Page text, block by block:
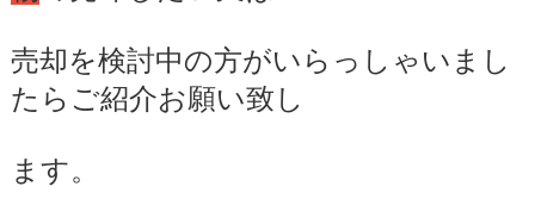
売却を検討中の方がいらっしゃいまし
たらご紹介お願い致し
ます。